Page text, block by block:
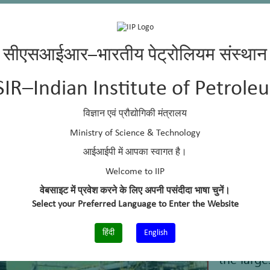
सीएसआईआर–भारतीय पेट्रोलियम संस्थान
Institute of
विज्ञान एवं प्रौद्योगिकी मंत्रालय
Ministry of Science & Technology
आईआईपी में आपका स्वागत है।
Welcome to IIP
वेबसाइट में प्रवेश करने के लिए अपनी पसंदीदा भाषा चुनें।
Select your Preferred Language to Enter the Website
हिंदी English